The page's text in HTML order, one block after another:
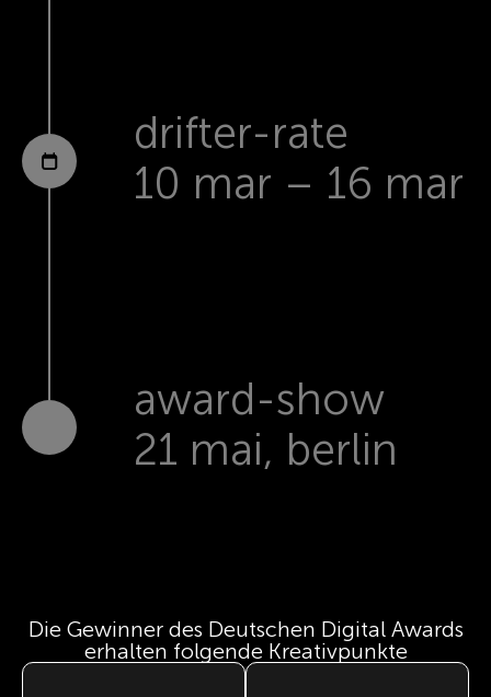
drifter-rate
10 mar – 16 mar
award-show
21 mai, berlin
Die Gewinner des Deutschen Digital Awards
erhalten folgende Kreativpunkte